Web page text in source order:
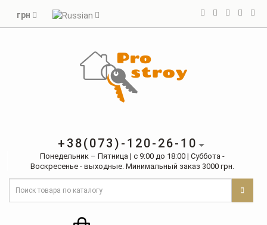
грн
+38(073)-120-26-10
Понедельник – Пятница | с 9:00 до 18:00 | Суббота -
Воскресенье - выходные. Минимальный заказ 3000 грн.